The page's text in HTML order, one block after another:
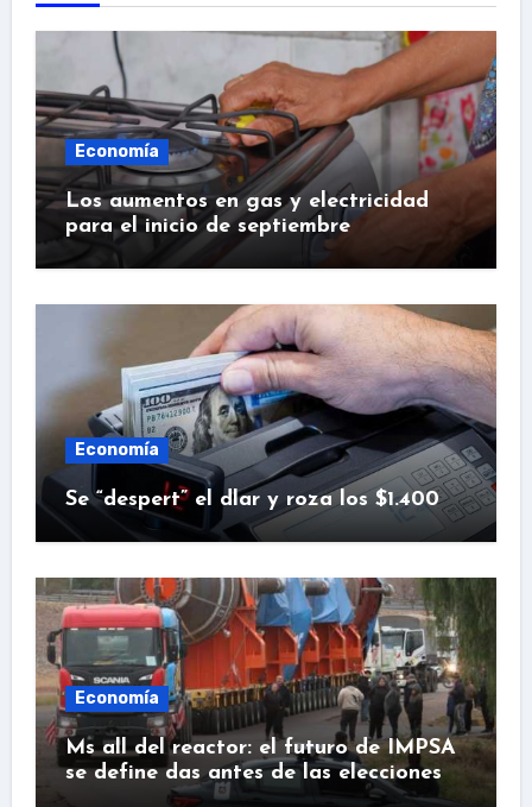
Economía
Los aumentos en gas y electricidad
para el inicio de septiembre
Economía
Se “despert” el dlar y roza los $1.400
Economía
Ms all del reactor: el futuro de IMPSA
se define das antes de las elecciones